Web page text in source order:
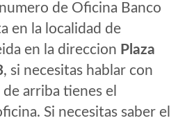
de Oficina Banco
en la localidad de
en la direccion Plaza
, si necesitas hablar con
arriba tienes el
Si necesitas saber el